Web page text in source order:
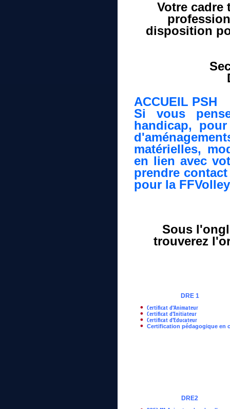
Votre
disposition
ACCUEIL PSH
Si vous
handicap,
matérielles,
en lien avec
prendre contact
pour la
Sous
trouverez
DRE 1
Certificat d'Animateur
Certificat d'Initiateur
Certificat d'Educateur
Certification pédagogique en
DRE2